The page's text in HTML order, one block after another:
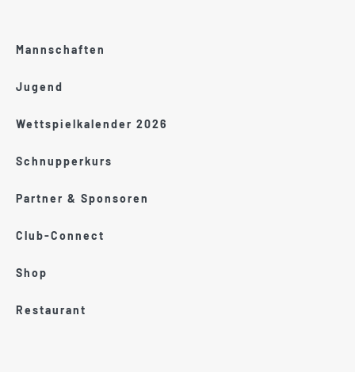
Mannschaften
Jugend
Wettspielkalender 2026
Schnupperkurs
Partner & Sponsoren
Club-Connect
Shop
Restaurant